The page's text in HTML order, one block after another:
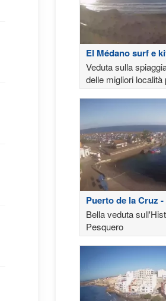
El Médano surf e
Veduta sulla
delle migliori
mondo
Puerto de la Cruz
Bella veduta
Pesquero